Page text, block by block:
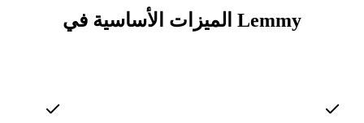
الميزات الأساسية في Lemmy